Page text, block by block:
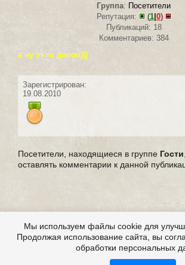
Группа: Посетители
Репутация:
(1|0)
Публикаций: 18
Комментариев: 384
а ну эт то доооо)))
Зарегистрирован:
19.08.2010
Посетители, находящиеся в группе Гости
оставлять комментарии к данной
Мы используем файлы cookie для
Продолжая использование сайта, вы
обработки персональных